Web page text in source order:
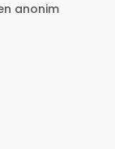
anonim